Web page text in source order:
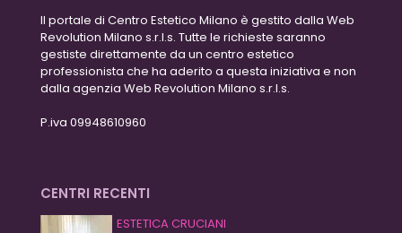
Il portale di Centro Estetico Milano è gestito dalla Web
Revolution Milano s.r.l.s. Tutte le richieste saranno
gestiste direttamente da un centro estetico
professionista che ha aderito a questa iniziativa e non
dalla agenzia Web Revolution Milano s.r.l.s.
P.iva 09948610960
CENTRI RECENTI
ESTETICA CRUCIANI